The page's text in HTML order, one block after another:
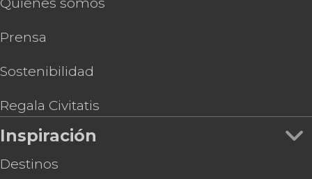
Prensa
Sostenibilidad
Regala Civitatis
Inspiración
Destinos